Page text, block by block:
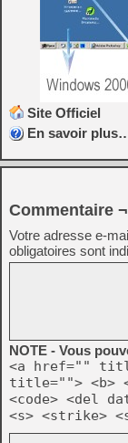
Site Officiel
En savoir
Commentaire ¬
Votre adresse e-
obligatoires sont
NOTE - Vous
<a href=""
title=""> <b>
<code> <del
<s> <strike>